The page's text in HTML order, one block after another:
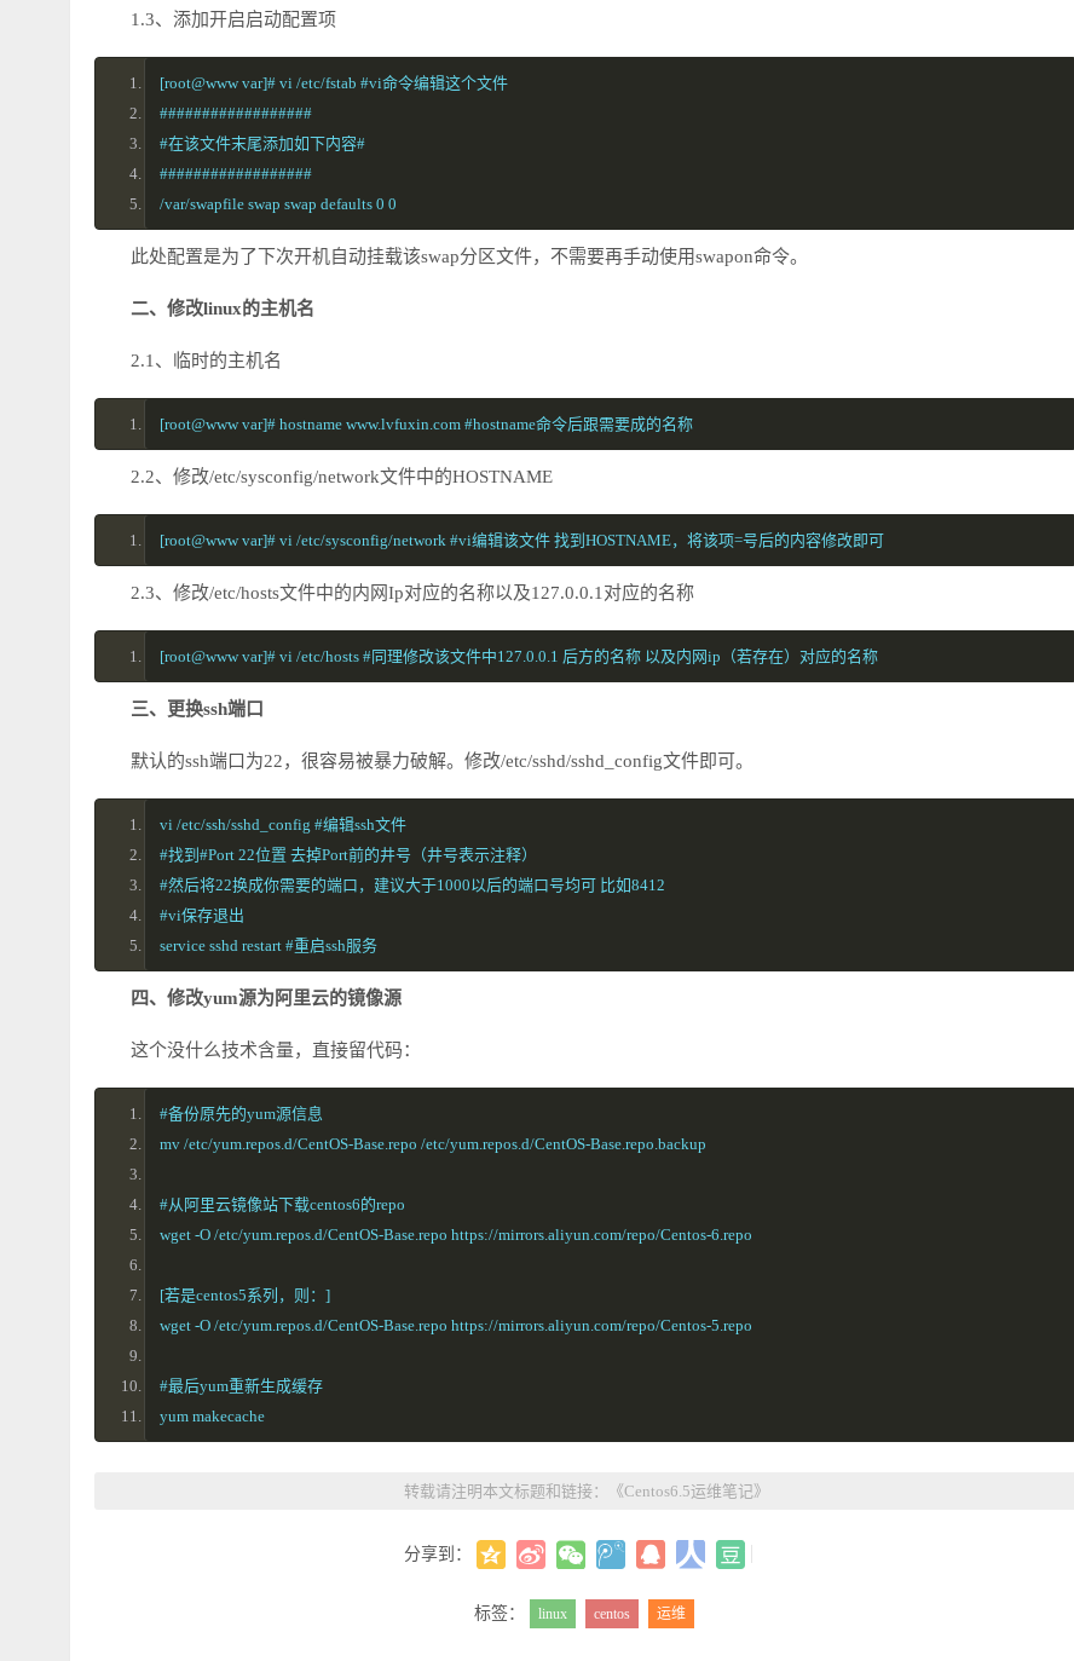
1.3、添加开启启动配置项
[root@www var]# vi /etc/fstab #vi命令编辑这个文件
##################
#在该文件末尾添加如下内容#
##################
/var/swapfile swap swap defaults 0 0
此处配置是为了下次开机自动挂载该swap分区文件，不需要再手动使用swapon命令。
二、修改linux的主机名
2.1、临时的主机名
[root@www var]# hostname www.lvfuxin.com #hostname命令后跟需要成的名称
2.2、修改/etc/sysconfig/network文件中的HOSTNAME
[root@www var]# vi /etc/sysconfig/network #vi编辑该文件 找到HOSTNAME，将该项=号后的内容修改即可
2.3、修改/etc/hosts文件中的内网Ip对应的名称以及127.0.0.1对应的名称
[root@www var]# vi /etc/hosts #同理修改该文件中127.0.0.1 后方的名称 以及内网ip（若存在）对应的名称
三、更换ssh端口
默认的ssh端口为22，很容易被暴力破解。修改/etc/sshd/sshd_config文件即可。
vi /etc/ssh/sshd_config #编辑ssh文件
#找到#Port 22位置 去掉Port前的井号（井号表示注释）
#然后将22换成你需要的端口，建议大于1000以后的端口号均可 比如8412
#vi保存退出
service sshd restart #重启ssh服务
四、修改yum源为阿里云的镜像源
这个没什么技术含量，直接留代码：
#备份原先的yum源信息
mv /etc/yum.repos.d/CentOS-Base.repo /etc/yum.repos.d/CentOS-Base.repo.backup
#从阿里云镜像站下载centos6的repo
wget -O /etc/yum.repos.d/CentOS-Base.repo https://mirrors.aliyun.com/repo/Centos-6.repo
[若是centos5系列，则：]
wget -O /etc/yum.repos.d/CentOS-Base.repo https://mirrors.aliyun.com/repo/Centos-5.repo
#最后yum重新生成缓存
yum makecache
转载请注明本文标题和链接：《Centos6.5运维笔记》
分享到：
标签： linux centos 运维